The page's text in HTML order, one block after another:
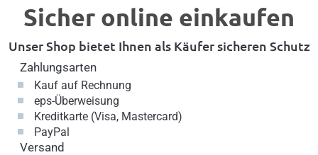
Sicher online einkaufen
Unser Shop bietet Ihnen als Käufer sicheren Schutz
Zahlungsarten
Kauf auf Rechnung
eps-Überweisung
Kreditkarte (Visa, Mastercard)
PayPal
Versand